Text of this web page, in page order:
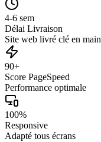
4-6 sem
Délai Livraison
Site web livré clé en main
90+
Score PageSpeed
Performance optimale
100%
Responsive
Adapté tous écrans